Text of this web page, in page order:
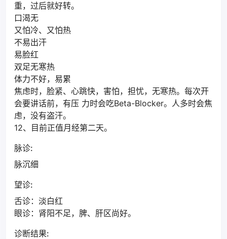
重，过后就好转。
口渴无
又怕冷、又怕热
不易出汗
易脸红
双足无寒热
体力不好，易累
焦虑时，脸紧、心跳快，害怕，担忧，无寒热。每次开
会要讲话前，有压 力时会吃Beta-Blocker。人多时会焦
虑，没有盗汗。
12、目前正值月经第二天。
脉诊:
脉沉细
望诊:
舌诊：淡白红
眼诊：肾阳不足，脾、肝区尚好。
诊断结果: